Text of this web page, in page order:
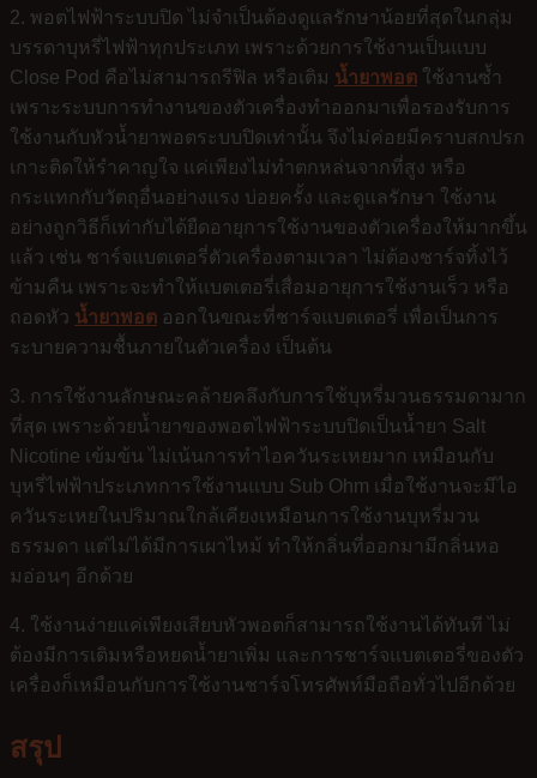
2. พอตไฟฟ้าระบบปิด ไม่จำเป็นต้องดูแลรักษาน้อยที่สุดในกลุ่ม
บรรดาบุหรี่ไฟฟ้าทุกประเภท เพราะด้วยการใช้งานเป็นแบบ
Close Pod คือไม่สามารถรีฟิล หรือเติม น้ำยาพอต ใช้งานซ้ำ
เพราะระบบการทำงานของตัวเครื่องทำออกมาเพื่อรองรับการ
ใช้งานกับหัวน้ำยาพอตระบบปิดเท่านั้น จึงไม่ค่อยมีคราบสกปรก
เกาะติดให้รำคาญใจ แค่เพียงไม่ทำตกหล่นจากที่สูง หรือ
กระแทกกับวัตถุอื่นอย่างแรง บ่อยครั้ง และดูแลรักษา ใช้งาน
อย่างถูกวิธีก็เท่ากับได้ยืดอายุการใช้งานของตัวเครื่องให้มากขึ้น
แล้ว เช่น ชาร์จแบตเตอรี่ตัวเครื่องตามเวลา ไม่ต้องชาร์จทิ้งไว้
ข้ามคืน เพราะจะทำให้แบตเตอรี่เสื่อมอายุการใช้งานเร็ว หรือ
ถอดหัว น้ำยาพอต ออกในขณะที่ชาร์จแบตเตอรี่ เพื่อเป็นการ
ระบายความชื้นภายในตัวเครื่อง เป็นต้น
3. การใช้งานลักษณะคล้ายคลึงกับการใช้บุหรี่มวนธรรมดามาก
ที่สุด เพราะด้วยน้ำยาของพอตไฟฟ้าระบบปิดเป็นน้ำยา Salt
Nicotine เข้มข้น ไม่เน้นการทำไอควันระเหยมาก เหมือนกับ
บุหรี่ไฟฟ้าประเภทการใช้งานแบบ Sub Ohm เมื่อใช้งานจะมีไอ
ควันระเหยในปริมาณใกล้เคียงเหมือนการใช้งานบุหรี่มวน
ธรรมดา แต่ไม่ได้มีการเผาไหม้ ทำให้กลิ่นที่ออกมามีกลิ่นหอ
มอ่อนๆ อีกด้วย
4. ใช้งานง่ายแค่เพียงเสียบหัวพอตก็สามารถใช้งานได้ทันที ไม่
ต้องมีการเติมหรือหยดน้ำยาเพิ่ม และการชาร์จแบตเตอรี่ของตัว
เครื่องก็เหมือนกับการใช้งานชาร์จโทรศัพท์มือถือทั่วไปอีกด้วย
สรุป